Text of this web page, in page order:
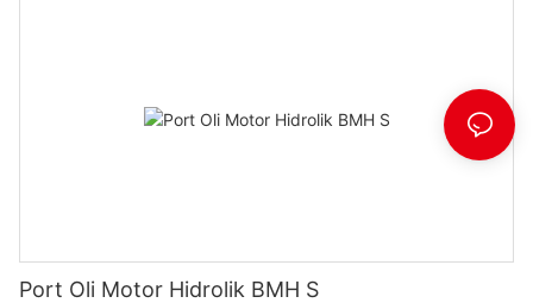
Port Oli Motor Hidrolik BMH S